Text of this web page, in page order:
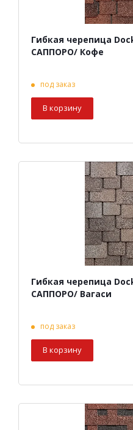
Гибкая черепица
САППОРО/ Кофе
под заказ
В корзину
Гибкая черепица
САППОРО/ Вагаси
под заказ
В корзину